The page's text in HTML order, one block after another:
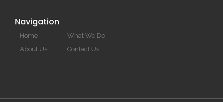
Navigation
Home
About Us
What We Do
Contact Us